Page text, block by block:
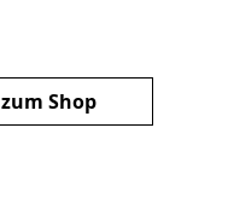
zum Shop